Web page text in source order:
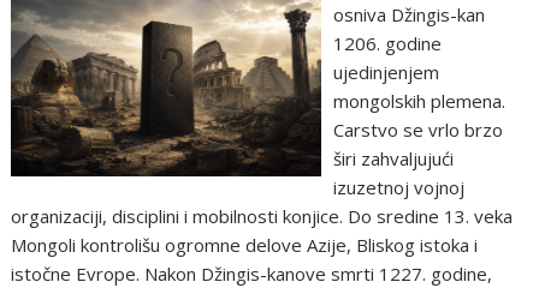
osniva Džingis-kan
1206. godine
ujedinjenjem
mongolskih plemena.
Carstvo se vrlo brzo
širi zahvaljujući
izuzetnoj vojnoj
organizaciji, disciplini i mobilnosti konjice. Do sredine 13. veka
Mongoli kontrolišu ogromne delove Azije, Bliskog istoka i
istočne Evrope. Nakon Džingis-kanove smrti 1227. godine,